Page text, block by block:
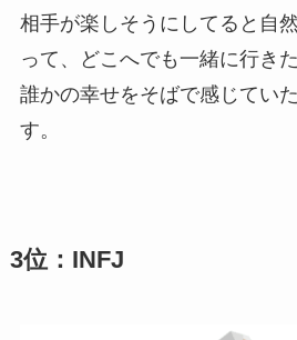
相手が楽しそうにしてると自
って、どこへでも一緒に行き
誰かの幸せをそばで感じてい
す。
3位：INFJ